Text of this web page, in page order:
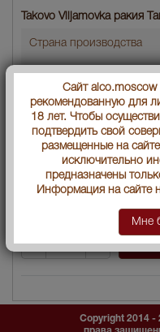
Takovo Viljamovka ракия
Страна производства
Объем бутылки
Градус
Артикул
Производитель
Copyright 2014 -
Сайт
рекомендованную для
18 лет. Чтобы
подтвердить свой
размещенные на
исключительно
предназначены
Информация на сайте